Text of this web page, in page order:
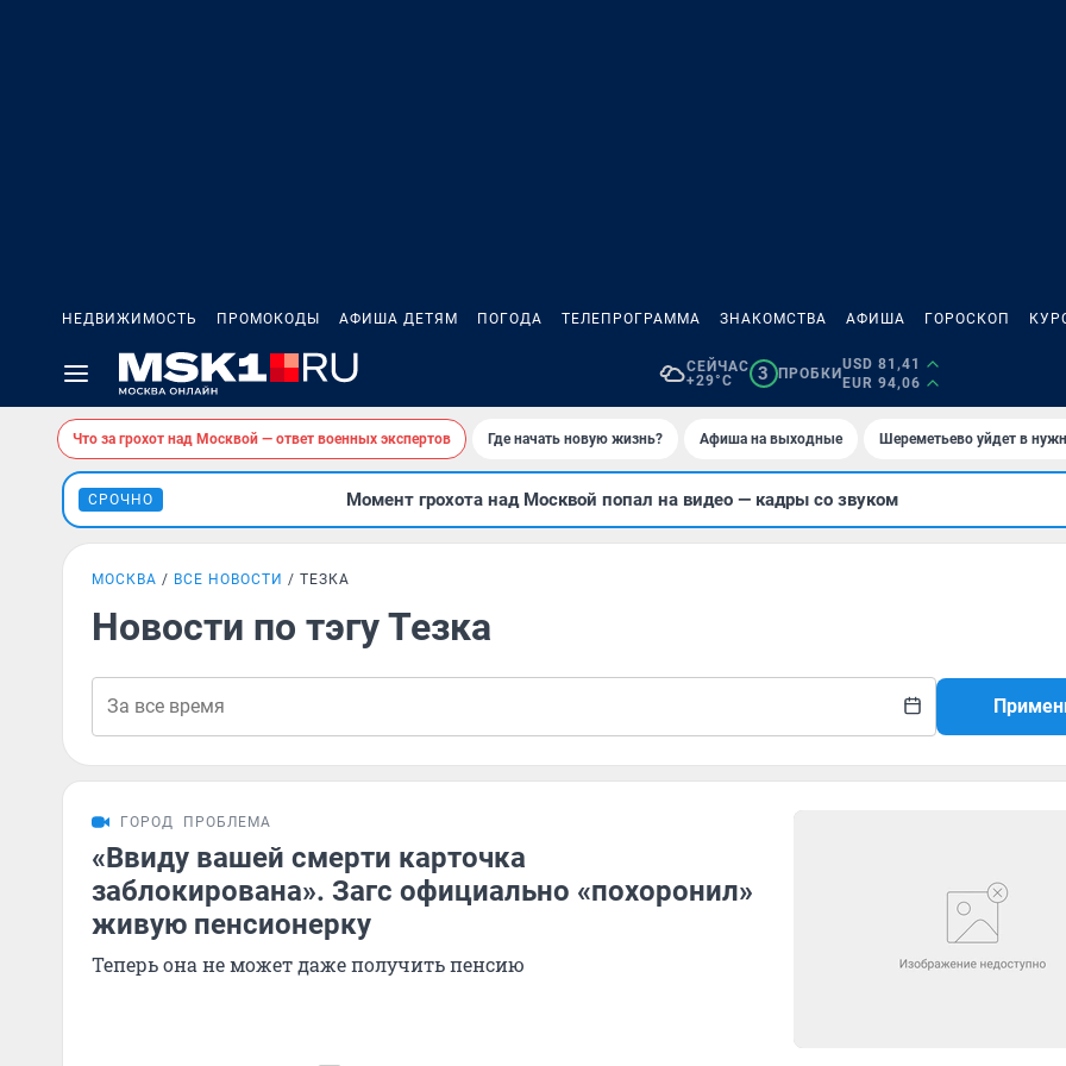
НЕДВИЖИМОСТЬ ПРОМОКОДЫ АФИША ДЕТЯМ ПОГОДА ТЕЛЕПРОГРАММА ЗНАКОМСТВА АФИША ГОРОСКОП
СЕЙЧАС
+29°C
3 ПРОБКИ
USD 81,41
EUR 94,06
Что за грохот над Москвой — ответ военных экспертов Где начать новую жизнь? Афиша на выходные Шереметьево уйдет в
СРОЧНО Момент грохота над Москвой попал на видео — кадры со звуком
МОСКВА ВСЕ НОВОСТИ ТЕЗКА
Новости по тэгу Тезка
ГОРОД ПРОБЛЕМА
«Ввиду вашей смерти карточка
заблокирована». Загс официально «похоронил»
живую пенсионерку
Теперь она не может даже получить пенсию